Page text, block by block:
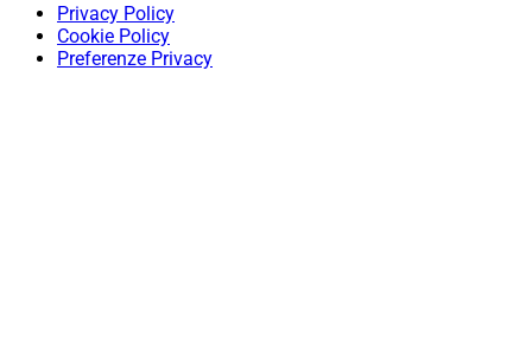
Privacy Policy
Cookie Policy
Preferenze Privacy